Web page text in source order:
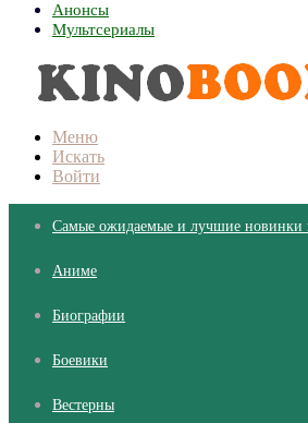
Анонсы
Мультсериалы
Меню
Искать
Войти
Самые ожидаемые и лучшие новинки
Аниме
Биографии
Боевики
Вестерны